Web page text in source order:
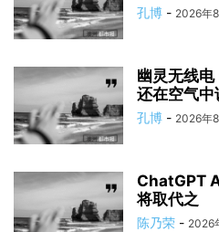
孔博 - 2026年
幽灵无线
还在空气中
孔博 - 2026年
ChatGPT
将取代之
陈乃荣 - 2026